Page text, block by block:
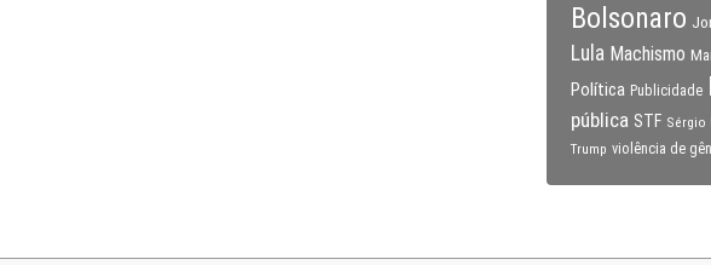
Bolsonaro
Lula Machismo
Política Publicidade
pública STF Sérgio
Trump violência de